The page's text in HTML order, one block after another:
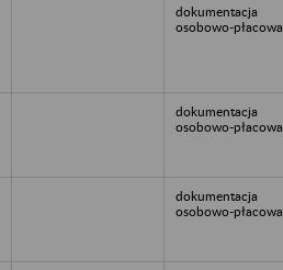
dokumentacja
osobowo-płacowa
dokumentacja
osobowo-płacowa
dokumentacja
osobowo-płacowa